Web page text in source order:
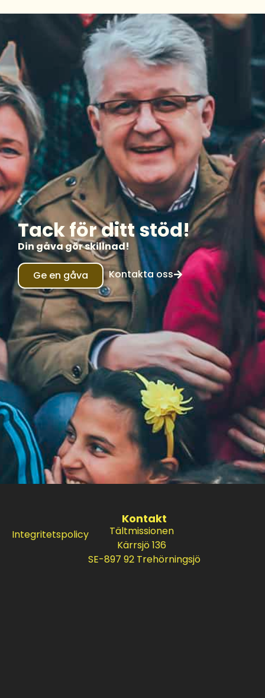
Tack för ditt stöd!
Din gåva gör skillnad!
Ge en gåva Kontakta oss
Integritetspolicy
Kontakt
Tältmissionen
Kärrsjö 136
SE-897 92 Trehörningsjö